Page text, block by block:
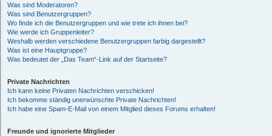
Was sind Moderatoren?
Was sind Benutzergruppen?
Wo finde ich die Benutzergruppen und wie trete ich ihnen bei?
Wie werde ich Gruppenleiter?
Weshalb werden verschiedene Benutzergruppen farbig dargestellt?
Was ist eine Hauptgruppe?
Was bedeutet der „Das Team“-Link auf der Startseite?
Private Nachrichten
Ich kann keine Privaten Nachrichten verschicken!
Ich bekomme ständig unerwünschte Private Nachrichten!
Ich habe eine Spam-E-Mail von einem Mitglied dieses Forums erhalten!
Freunde und ignorierte Mitglieder